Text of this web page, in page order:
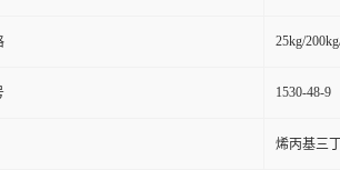
25kg/
1530-48-9
烯丙基三